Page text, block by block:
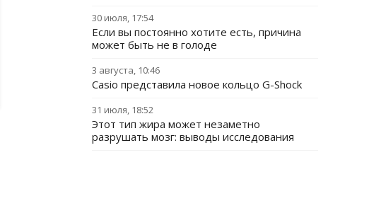
30 июля, 17:54
Если вы постоянно хотите есть, причина
может быть не в голоде
3 августа, 10:46
Casio представила новое кольцо G-Shock
31 июля, 18:52
Этот тип жира может незаметно
разрушать мозг: выводы исследования